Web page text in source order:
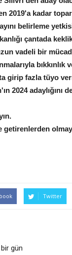
2019'a kadar
belirleme
çantada
vadeli bir
girip fazla tüyo
2024 adaylığını
getirenlerden
Twitter
gün